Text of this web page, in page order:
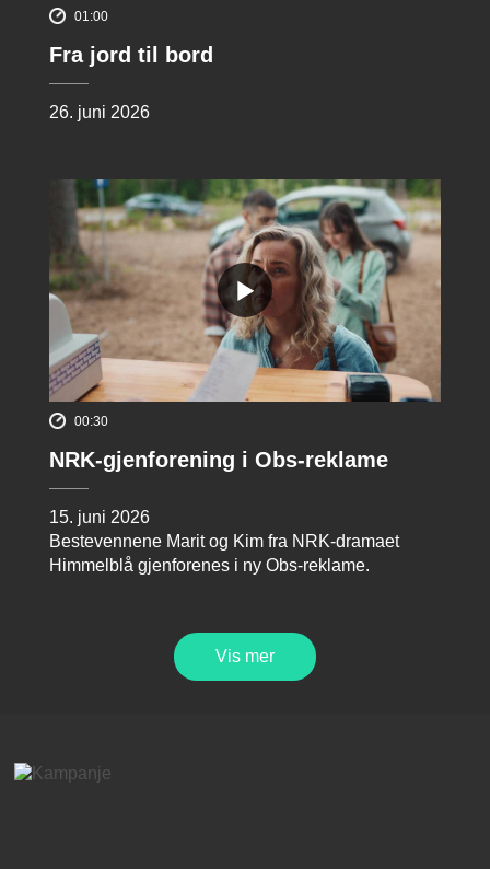
01:00
Fra jord til bord
26. juni 2026
00:30
NRK-gjenforening i Obs-reklame
15. juni 2026
Bestevennene Marit og Kim fra NRK-dramaet
Himmelblå gjenforenes i ny Obs-reklame.
Vis mer